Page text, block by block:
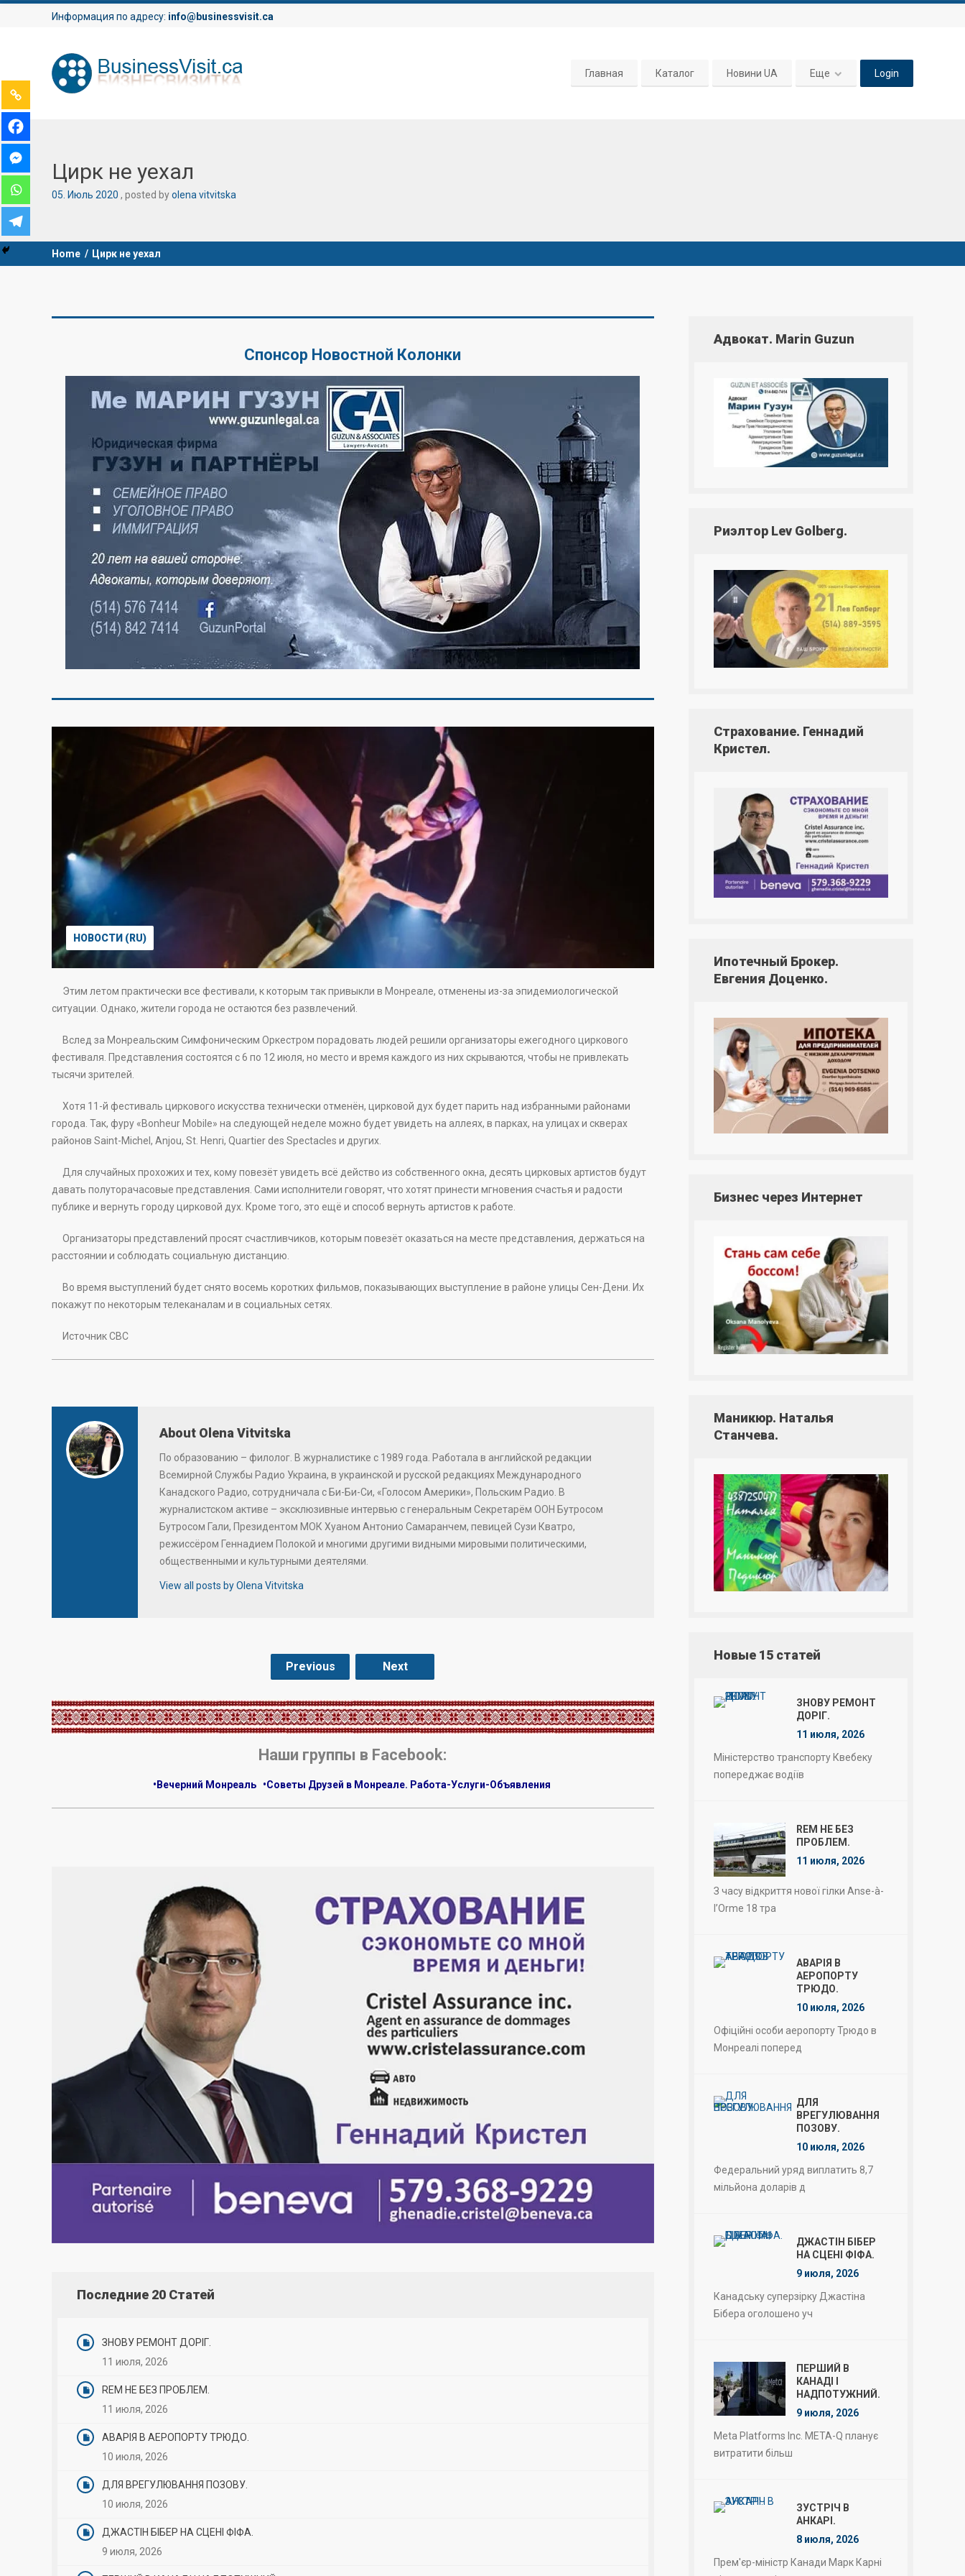
Информация по адресу: info@businessvisit.ca
Главная Каталог Новини UA Еще Login
Цирк не уехал
05 Июль 2020 posted byolena vitvitska
Home / Цирк не уехал
Спонсор Новостной Колонки
НОВОСТИ (RU)
Этим летом практически все фестивали, к которым так привыкли в Монреале, отменены из-за эпидемиологической
ситуации. Однако, жители города не остаются без развлечений.
Вслед за Монреальским Симфоническим Оркестром порадовать людей решили организаторы ежегодного циркового
фестиваля. Представления состоятся с 6 по 12 июля, но место и время каждого из них скрываются, чтобы не привлекать
тысячи зрителей.
Хотя 11-й фестиваль циркового искусства технически отменён, цирковой дух будет парить над избранными районами
города. Так, фуру «Bonheur Mobile» на следующей неделе можно будет увидеть на аллеях, в парках, на улицах и скверах
районов Saint-Michel, Anjou, St. Henri, Quartier des Spectacles и других.
Для случайных прохожих и тех, кому повезёт увидеть всё действо из собственного окна, десять цирковых артистов будут
давать полуторачасовые представления. Сами исполнители говорят, что хотят принести мгновения счастья и радости
публике и вернуть городу цирковой дух. Кроме того, это ещё и способ вернуть артистов к работе.
Организаторы представлений просят счастливчиков, которым повезёт оказаться на месте представления, держаться на
расстоянии и соблюдать социальную дистанцию.
Во время выступлений будет снято восемь коротких фильмов, показывающих выступление в районе улицы Сен-Дени. Их
покажут по некоторым телеканалам и в социальных сетях.
Источник СВС
About Olena Vitvitska
По образованию – филолог. В журналистике с 1989 года. Работала в английской редакции
Всемирной Службы Радио Украина, в украинской и русской редакциях Международного
Канадского Радио, сотрудничала с Би-Би-Си, «Голосом Америки», Польским Радио. В
журналистском активе – эксклюзивные интервью с генеральным Секретарём ООН Бутросом
Бутросом Гали, Президентом МОК Хуаном Антонио Самаранчем, певицей Сузи Кватро,
режиссёром Геннадием Полокой и многими другими видными мировыми политическими,
общественными и культурными деятелями.
View all posts by Olena Vitvitska
Previous Next
.
Наши группы в Facebook:
•Вечерний Монреаль •Советы Друзей в Монреале. Работа-Услуги-Объявления
Последние 20 Статей
ЗНОВУ РЕМОНТ ДОРІГ.
11 июля, 2026
REM НЕ БЕЗ ПРОБЛЕМ.
11 июля, 2026
АВАРІЯ В АЕРОПОРТУ ТРЮДО.
10 июля, 2026
ДЛЯ ВРЕГУЛЮВАННЯ ПОЗОВУ.
10 июля, 2026
ДЖАСТІН БІБЕР НА СЦЕНІ ФІФА.
9 июля, 2026
Адвокат. Marin Guzun
Риэлтор Lev Golberg.
Страхование. Геннадий
Кристел.
Ипотечный Брокер.
Евгения Доценко.
Бизнес через Интернет
Маникюр. Наталья
Станчева.
Новые 15 статей
ЗНОВУ РЕМОНТ
ДОРІГ.
11 июля, 2026
Міністерство транспорту Квебеку
попереджає водіїв
REM НЕ БЕЗ
ПРОБЛЕМ.
11 июля, 2026
З часу відкриття нової гілки Anse-à-
l’Orme 18 тра
АВАРІЯ В
АЕРОПОРТУ
ТРЮДО.
10 июля, 2026
Офіційні особи аеропорту Трюдо в
Монреалі поперед
ДЛЯ
ВРЕГУЛЮВАННЯ
ПОЗОВУ.
10 июля, 2026
Федеральний уряд виплатить 8,7
мільйона доларів д
ДЖАСТІН БІБЕР
НА СЦЕНІ ФІФА.
9 июля, 2026
Канадську суперзірку Джастіна
Бібера оголошено уч
ПЕРШИЙ В
КАНАДІ І
НАДПОТУЖНИЙ.
9 июля, 2026
Meta Platforms Inc. META-Q планує
витратити більш
ЗУСТРІЧ В
АНКАРІ.
8 июля, 2026
Прем'єр-міністр Канади Марк Карні